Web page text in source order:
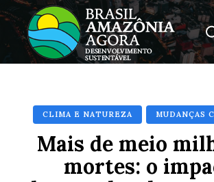
CLIMA E NATUREZA MUDANÇAS
Mais de meio
mortes: o